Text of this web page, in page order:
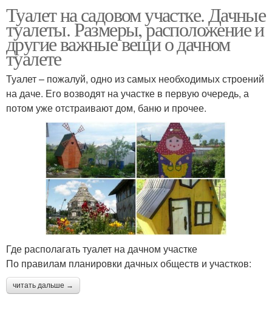
Туалет на садовом участке. Дачные
туалеты. Размеры, расположение и
другие важные вещи о дачном
туалете
Туалет – пожалуй, одно из самых необходимых строений
на даче. Его возводят на участке в первую очередь, а
потом уже отстраивают дом, баню и прочее.
Где располагать туалет на дачном участке
По правилам планировки дачных обществ и участков:
читать дальше →